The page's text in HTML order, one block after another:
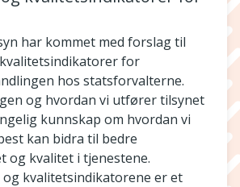
har kommet med forslag til
for
hos statsforvalterne.
og hvordan vi utfører tilsynet
kunnskap om hvordan vi
kan bidra til bedre
og kvalitet i tjenestene.
og kvalitetsindikatorene er et